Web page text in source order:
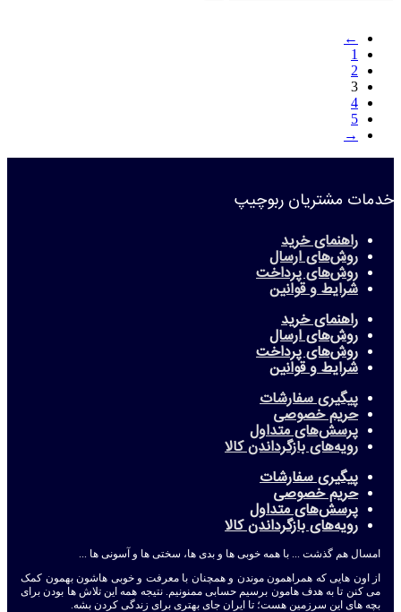
←
1
2
3
4
5
→
خدمات مشتریان ربوچیپ
راهنمای خرید
روش‌های ارسال
روش‌های پرداخت
شرایط و قوانین
راهنمای خرید
روش‌های ارسال
روش‌های پرداخت
شرایط و قوانین
پیگیری سفارشات
حریم خصوصی
پرسش‌های متداول
رویه‌های بازگرداندن کالا
پیگیری سفارشات
حریم خصوصی
پرسش‌های متداول
رویه‌های بازگرداندن کالا
امسال هم گذشت ... با همه خوبی ها و بدی ها، سختی ها و آسونی ها ...
از اون هایی که همراهمون موندن و همچنان با معرفت و خوبی هاشون بهمون کمک
می کنن تا به هدف هامون برسیم حسابی ممنونیم. نتیجه همه این تلاش ها بودن برای
بچه های این سرزمین هست؛ تا ایران جای بهتری برای زندگی کردن بشه.